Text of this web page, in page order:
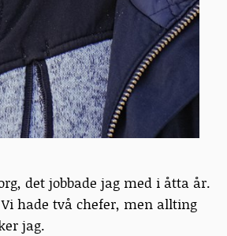
det jobbade jag med i åtta år.
hade två chefer, men allting
jag.